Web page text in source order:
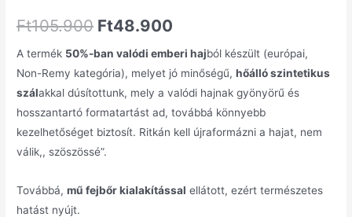
Ft105.900 Ft48.900
A termék 50%-ban valódi emberi hajból készült (európai,
Non-Remy kategória), melyet jó minőségű,hőálló szintetikus
szálakkal dúsítottunk, mely a valódi hajnak gyönyörű és
hosszantartó formatartást ad, továbbá könnyebb
kezelhetőséget biztosít. Ritkán kell újraformázni a hajat, nem
válik,, szöszössé”.
Továbbá,mű fejbőr kialakítással ellátott, ezért természetes
hatást nyújt.